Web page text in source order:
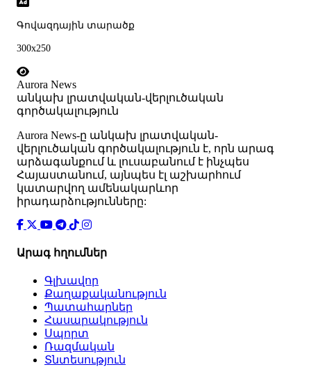
Գովազդային տարածք
300x250
Aurora News
անկախ լրատվական-վերլուծական
գործակալություն
Аurora News-ը անկախ լրատվական-
վերլուծական գործակալություն է, որն արագ
արձագանքում և լուսաբանում է ինչպես
Հայաստանում, այնպես էլ աշխարհում
կատարվող ամենակարևոր
իրադարձությունները:
Արագ հղումներ
Գլխավոր
Քաղաքականություն
Պատահարներ
Հասարակություն
Սպորտ
Ռազմական
Տնտեսություն